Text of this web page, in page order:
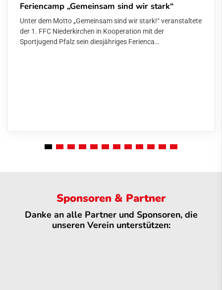
Feriencamp „Gemeinsam sind wir stark“
Unter dem Motto „Gemeinsam sind wir stark!“ veranstaltete
der 1. FFC Niederkirchen in Kooperation mit der
Sportjugend Pfalz sein diesjähriges Ferienca…
Sponsoren & Partner
Danke an alle Partner und Sponsoren, die
unseren Verein unterstützen: